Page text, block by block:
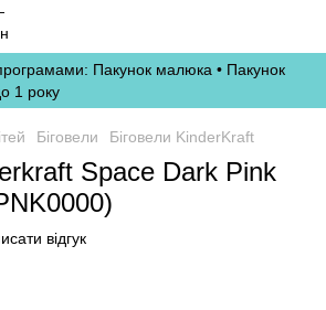
Пакунок малюка • Пакунок
1 року
Біговели Біговели KinderKraft
Space Dark Pink
відгук